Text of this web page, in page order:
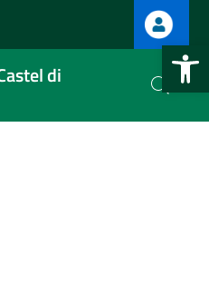
Apri la
di
di Sangro